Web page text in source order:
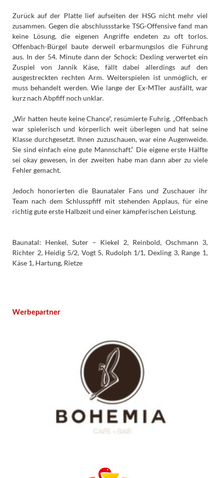
Zurück auf der Platte lief aufseiten der HSG nicht mehr viel
zusammen. Gegen die abschlussstarke TSG-Offensive fand man
keine Lösung, die eigenen Angriffe endeten zu oft torlos.
Offenbach-Bürgel baute derweil erbarmungslos die Führung
aus. In der 54. Minute dann der Schock: Dexling verwertet ein
Zuspiel von Jannik Käse, fällt dabei allerdings auf den
ausgestreckten rechten Arm. Weiterspielen ist unmöglich, er
muss behandelt werden. Wie lange der Ex-MTler ausfällt, war
kurz nach Abpfiff noch unklar.
„Wir hatten heute keine Chance“, resümierte Fuhrig. „Offenbach
war spielerisch und körperlich weit überlegen und hat seine
Klasse durchgesetzt. Ihnen zuzuschauen, war eine Augenweide.
Sie sind einfach eine gute Mannschaft.“ Die eigene erste Hälfte
sei okay gewesen, in der zweiten habe man dann aber zu viele
Fehler gemacht.
Jedoch honorierten die Baunataler Fans und Zuschauer ihr
Team nach dem Schlusspfiff mit stehenden Applaus, für eine
richtig gute erste Halbzeit und einer kämpferischen Leistung.
Baunatal: Henkel, Suter – Kiekel 2, Reinbold, Oschmann 3,
Richter 2, Heidig 5/2, Vogt 5, Rudolph 1/1, Dexling 3, Range 1,
Käse 1, Hartung, Rietze
Werbepartner